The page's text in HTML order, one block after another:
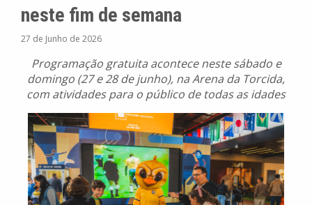
neste fim de semana
27 de Junho de 2026
Programação gratuita acontece neste sábado e
domingo (27 e 28 de junho), na Arena da Torcida,
com atividades para o público de todas as idades